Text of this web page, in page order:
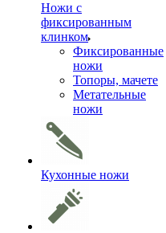
Ножи с
фиксированным
клинком
Фиксированные
ножи
Топоры, мачете
Метательные
ножи
Кухонные ножи